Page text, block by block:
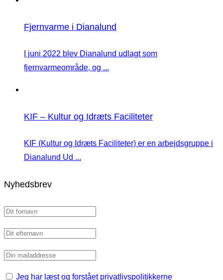
Fjernvarme i Dianalund
I juni 2022 blev Dianalund udlagt som
fjernvarmeområde, og ...
KIF – Kultur og Idræts Faciliteter
KIF (Kultur og Idræts Faciliteter) er en arbejdsgruppe i
Dianalund Ud ...
Nyhedsbrev
Jeg har læst og forstået privatlivspolitikkerne